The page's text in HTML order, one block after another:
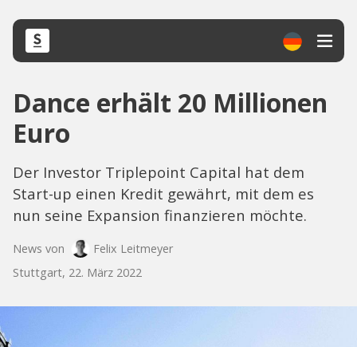
Dance erhält 20 Millionen
Euro
Der Investor Triplepoint Capital hat dem
Start-up einen Kredit gewährt, mit dem es
nun seine Expansion finanzieren möchte.
News von
Felix Leitmeyer
Stuttgart, 22. März 2022